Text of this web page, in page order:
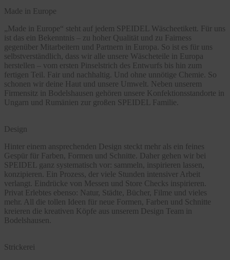
Made in Europe
„Made in Europe“ steht auf jedem SPEIDEL Wäscheetikett. Für uns
ist das ein Bekenntnis – zu hoher Qualität und zu Fairness
gegenüber Mitarbeitern und Partnern in Europa. So ist es für uns
selbstverständlich, dass wir alle unsere Wäscheteile in Europa
herstellen – vom ersten Pinselstrich des Entwurfs bis hin zum
fertigen Teil. Fair und nachhaltig. Und ohne unnötige Chemie. So
schonen wir deine Haut und unsere Umwelt. Neben unserem
Firmensitz in Bodelshausen gehören unsere Konfektionsstandorte in
Ungarn und Rumänien zur großen SPEIDEL Familie.
Design
Hinter einem ansprechenden Design steckt mehr als ein feines
Gespür für Farben, Formen und Schnitte. Daher gehen wir bei
SPEIDEL ganz systematisch vor: sammeln, inspirieren lassen,
konzipieren. Ein Prozess, der viele Stunden intensiver Arbeit
verlangt. Eindrücke von Messen und Store Checks inspirieren.
Privat Erlebtes ebenso: Natur, Städte, Bücher, Filme und vieles
mehr. All die tollen Ideen für neue Formen, Farben und Schnitte
kreieren die kreativen Köpfe aus unserem Design Team in
Bodelshausen.
Strickerei